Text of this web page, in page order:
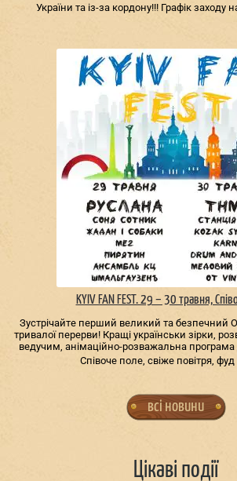
України та із-за кордону!!! Графік заходу
KYIV FAN FEST. 29 – 30 травня,
Зустрічайте перший великий та безпечний
тривалої перерви! Кращі українськи зірки,
ведучим, анімаційно-розважальна програма
Співоче поле, свіже повітря, фуд
всі новини
Цікаві події